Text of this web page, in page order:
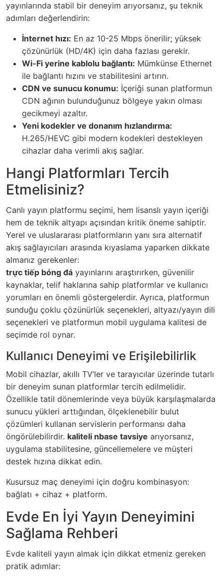
yayınlarında stabil bir deneyim arıyorsanız, şu teknik
adımları değerlendirin:
İnternet hızı: En az 10-25 Mbps önerilir; yüksek
çözünürlük (HD/4K) için daha fazlası gerekir.
Wi-Fi yerine kablolu bağlantı: Mümkünse Ethernet
ile bağlantı hızını ve stabilitesini artırın.
CDN ve sunucu konumu: İçeriği sunan platformun
CDN ağının bulunduğunuz bölgeye yakın olması
gecikmeyi azaltır.
Yeni kodekler ve donanım hızlandırma:
H.265/HEVC gibi modern kodekleri destekleyen
cihazlar daha verimli akış sağlar.
Hangi Platformları Tercih
Etmelisiniz?
Canlı yayın platformu seçimi, hem lisanslı yayın içeriği
hem de teknik altyapı açısından kritik öneme sahiptir.
Yerel ve uluslararası platformların yanı sıra alternatif
akış sağlayıcıları arasında kıyaslama yaparken dikkate
almanız gerekenler:
trực tiếp bóng đá yayınlarını araştırırken, güvenilir
kaynaklar, telif haklarına sahip platformlar ve kullanıcı
yorumları en önemli göstergelerdir. Ayrıca, platformun
sunduğu çoklu çözünürlük seçenekleri, altyazı/yayın dili
seçenekleri ve platformun mobil uygulama kalitesi de
seçimde rol oynar.
Kullanıcı Deneyimi ve Erişilebilirlik
Mobil cihazlar, akıllı TV’ler ve tarayıcılar üzerinde tutarlı
bir deneyim sunan platformlar tercih edilmelidir.
Özellikle tatil dönemlerinde veya büyük karşılaşmalarda
sunucu yükleri arttığından, ölçeklenebilir bulut
çözümleri kullanan servislerin performansı daha
öngörülebilirdir. kaliteli nbase tavsiye arıyorsanız,
uygulama stabilitesine, güncellemelere ve müşteri
destek hızına dikkat edin.
Kusursuz maç deneyimi için doğru kombinasyon:
bağlatı + cihaz + platform.
Evde En İyi Yayın Deneyimini
Sağlama Rehberi
Evde kaliteli yayın almak için dikkat etmeniz gereken
pratik adımlar: